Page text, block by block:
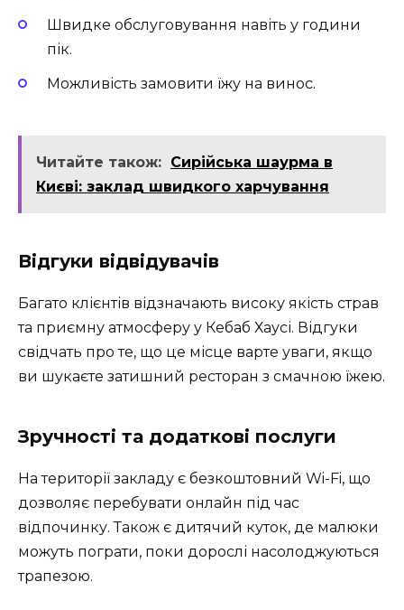
Швидке обслуговування навіть у години
пік.
Можливість замовити їжу на винос.
Читайте також: Сирійська шаурма в
Києві: заклад швидкого харчування
Відгуки відвідувачів
Багато клієнтів відзначають високу якість страв
та приємну атмосферу у Кебаб Хаусі. Відгуки
свідчать про те, що це місце варте уваги, якщо
ви шукаєте затишний ресторан з смачною їжею.
Зручності та додаткові послуги
На території закладу є безкоштовний Wi-Fi, що
дозволяє перебувати онлайн під час
відпочинку. Також є дитячий куток, де малюки
можуть пограти, поки дорослі насолоджуються
трапезою.